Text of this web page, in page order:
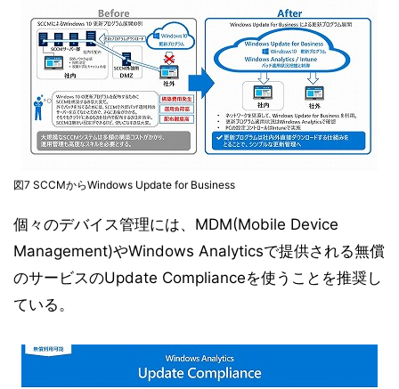
図7 SCCMからWindows Update for Business
個々のデバイス管理には、MDM(Mobile Device
Management)やWindows Analyticsで提供される無償
のサービスのUpdate Complianceを使うことを推奨し
ている。